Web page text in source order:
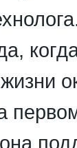
она